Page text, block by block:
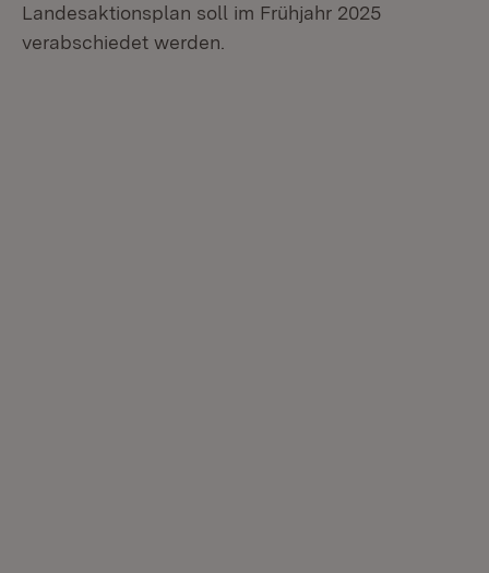
Landesaktionsplan soll im Frühjahr 2025
verabschiedet werden.